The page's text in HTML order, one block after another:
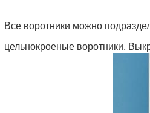
Все воротники можно
цельнокроеные воротники.